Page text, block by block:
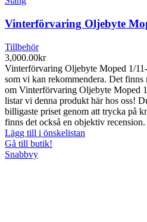
Vinterförvaring Oljebyte
Tillbehör
3,000.00kr
Vinterförvaring Oljebyte Moped 1/
som vi kan rekommendera. Det finns
om Vinterförvaring Oljebyte Moped
listar vi denna produkt här hos oss!
billigaste priset genom att trycka på
finns det också en objektiv recension.
Lägg till i önskelistan
Gå till butik!
Snabbvy